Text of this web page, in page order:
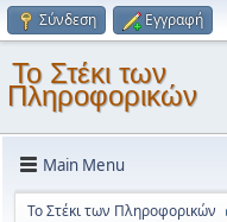
Σύνδεση Εγγραφή
Το Στέκι των
Πληροφορικών
Main Menu
Το Στέκι των Πληροφορικών